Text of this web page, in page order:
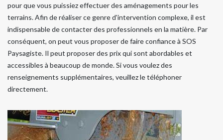
pour que vous puissiez effectuer des aménagements pour les
terrains. Afin de réaliser ce genre d'intervention complexe, il est
indispensable de contacter des professionnels en la matière. Par
conséquent, on peut vous proposer de faire confiance à SOS
Paysagiste. Il peut proposer des prix qui sont abordables et
accessibles à beaucoup de monde. Si vous voulez des
renseignements supplémentaires, veuillez le téléphoner
directement.